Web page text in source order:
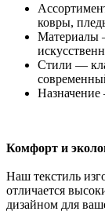
ковры,
Материалы
Стили —
Назначение
Комфорт и
Наш текстиль
отличается
дизайном для